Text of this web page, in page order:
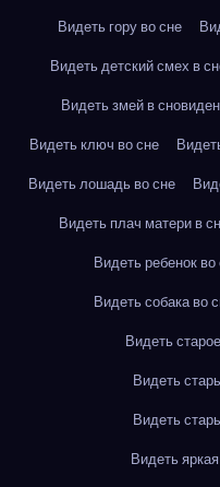
Видеть гору во сне
Видеть детский смех в
Видеть змей в
Видеть ключ во сне
Видеть лошадь во сне
Видеть плач матери в
Видеть ребенок во
Видеть собака во
Видеть
Видеть
Видеть
Видеть